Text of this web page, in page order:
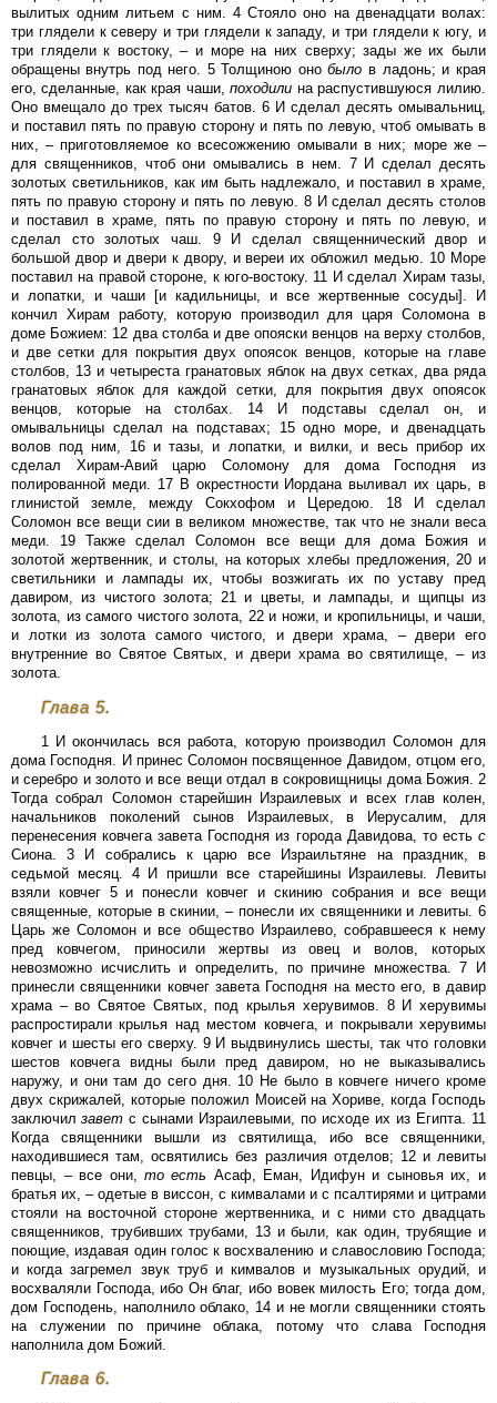
вылитых одним литьем с ним. 4 Стояло оно на двенадцати волах:
три глядели к северу и три глядели к западу, и три глядели к югу, и
три глядели к востоку, – и море на них сверху; зады же их были
обращены внутрь под него. 5 Толщиною оно было в ладонь; и края
его, сделанные, как края чаши, походили на распустившуюся лилию.
Оно вмещало до трех тысяч батов. 6 И сделал десять омывальниц,
и поставил пять по правую сторону и пять по левую, чтоб омывать в
них, – приготовляемое ко всесожжению омывали в них; море же –
для священников, чтоб они омывались в нем. 7 И сделал десять
золотых светильников, как им быть надлежало, и поставил в храме,
пять по правую сторону и пять по левую. 8 И сделал десять столов
и поставил в храме, пять по правую сторону и пять по левую, и
сделал сто золотых чаш. 9 И сделал священнический двор и
большой двор и двери к двору, и вереи их обложил медью. 10 Море
поставил на правой стороне, к юго-востоку. 11 И сделал Хирам тазы,
и лопатки, и чаши [и кадильницы, и все жертвенные сосуды]. И
кончил Хирам работу, которую производил для царя Соломона в
доме Божием: 12 два столба и две опояски венцов на верху столбов,
и две сетки для покрытия двух опоясок венцов, которые на главе
столбов, 13 и четыреста гранатовых яблок на двух сетках, два ряда
гранатовых яблок для каждой сетки, для покрытия двух опоясок
венцов, которые на столбах. 14 И подставы сделал он, и
омывальницы сделал на подставах; 15 одно море, и двенадцать
волов под ним, 16 и тазы, и лопатки, и вилки, и весь прибор их
сделал Хирам-Авий царю Соломону для дома Господня из
полированной меди. 17 В окрестности Иордана выливал их царь, в
глинистой земле, между Сокхофом и Цередою. 18 И сделал
Соломон все вещи сии в великом множестве, так что не знали веса
меди. 19 Также сделал Соломон все вещи для дома Божия и
золотой жертвенник, и столы, на которых хлебы предложения, 20 и
светильники и лампады их, чтобы возжигать их по уставу пред
давиром, из чистого золота; 21 и цветы, и лампады, и щипцы из
золота, из самого чистого золота, 22 и ножи, и кропильницы, и чаши,
и лотки из золота самого чистого, и двери храма, – двери его
внутренние во Святое Святых, и двери храма во святилище, – из
золота.
Глава 5.
1 И окончилась вся работа, которую производил Соломон для
дома Господня. И принес Соломон посвященное Давидом, отцом его,
и серебро и золото и все вещи отдал в сокровищницы дома Божия. 2
Тогда собрал Соломон старейшин Израилевых и всех глав колен,
начальников поколений сынов Израилевых, в Иерусалим, для
перенесения ковчега завета Господня из города Давидова, то есть с
Сиона. 3 И собрались к царю все Израильтяне на праздник, в
седьмой месяц. 4 И пришли все старейшины Израилевы. Левиты
взяли ковчег 5 и понесли ковчег и скинию собрания и все вещи
священные, которые в скинии, – понесли их священники и левиты. 6
Царь же Соломон и все общество Израилево, собравшееся к нему
пред ковчегом, приносили жертвы из овец и волов, которых
невозможно исчислить и определить, по причине множества. 7 И
принесли священники ковчег завета Господня на место его, в давир
храма – во Святое Святых, под крылья херувимов. 8 И херувимы
распростирали крылья над местом ковчега, и покрывали херувимы
ковчег и шесты его сверху. 9 И выдвинулись шесты, так что головки
шестов ковчега видны были пред давиром, но не выказывались
наружу, и они там до сего дня. 10 Не было в ковчеге ничего кроме
двух скрижалей, которые положил Моисей на Хориве, когда Господь
заключил завет с сынами Израилевыми, по исходе их из Египта. 11
Когда священники вышли из святилища, ибо все священники,
находившиеся там, освятились без различия отделов; 12 и левиты
певцы, – все они, то есть Асаф, Еман, Идифун и сыновья их, и
братья их, – одетые в виссон, с кимвалами и с псалтирями и цитрами
стояли на восточной стороне жертвенника, и с ними сто двадцать
священников, трубивших трубами, 13 и были, как один, трубящие и
поющие, издавая один голос к восхвалению и славословию Господа;
и когда загремел звук труб и кимвалов и музыкальных орудий, и
восхваляли Господа, ибо Он благ, ибо вовек милость Его; тогда дом,
дом Господень, наполнило облако, 14 и не могли священники стоять
на служении по причине облака, потому что слава Господня
наполнила дом Божий.
Глава 6.